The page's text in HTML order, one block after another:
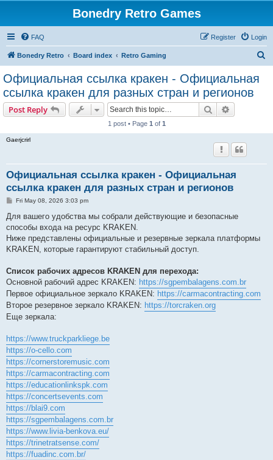
Bonedry Retro Games
FAQ Login
Register
Bonedry Retro Board index Retro Gaming
Официальная ссылка кракен - Официальная
ссылка кракен для разных стран и регионов
Post Reply Search
1 post • Page 1 of 1
Gaerjcrirl
Официальная ссылка кракен - Официальная
ссылка кракен для разных стран и регионов
P
s
Fri May 08, 2026 3:03 pm
Для вашего удобства мы собрали действующие и безопасные
способы входа на ресурс KRAKEN.
Ниже представлены официальные и резервные зеркала платформы
KRAKEN, которые гарантируют стабильный доступ.
Список рабочих адресов KRAKEN для перехода:
Основной рабочий адрес KRAKEN: https://sgpembalagens.com.br
Первое официальное зеркало KRAKEN: https://carmacontracting.com
Второе резервное зеркало KRAKEN: https://torcraken.org
Еще зеркала:
https://www.truckparkliege.be
https://o-cello.com
https://cornerstoremusic.com
https://carmacontracting.com
https://educationlinkspk.com
https://concertsevents.com
https://blai9.com
https://sgpembalagens.com.br
https://www.livia-benkova.eu/
https://trinetratsense.com/
https://fuadinc.com.br/